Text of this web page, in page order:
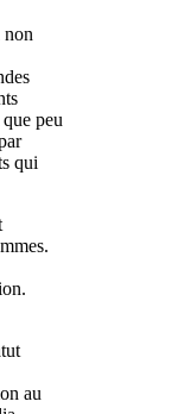
non
peu
qui
au